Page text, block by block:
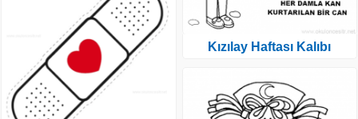
Kızılay Haftası Kalıbı